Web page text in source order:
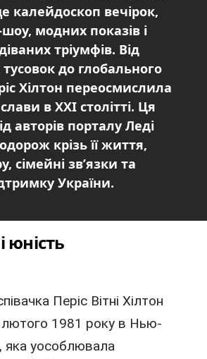
калейдоскоп вечірок,
шоу, модних показів і
тріумфів. Від
тусовок до глобального
Хілтон переосмислила
в XXI столітті. Ця
авторів порталу Леді
крізь її життя,
сімейні зв’язки та
України.
юність
Періс Вітні Хілтон
1981 року в Нью-
яка уособлювала